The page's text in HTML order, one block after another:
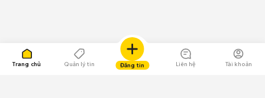
Trang chủ Quản lý tin Đăng tin Liên hệ Tài khoản